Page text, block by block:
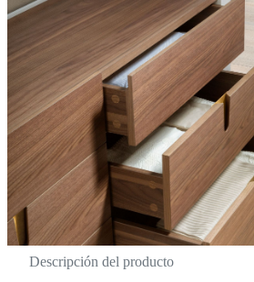
Descripción del producto